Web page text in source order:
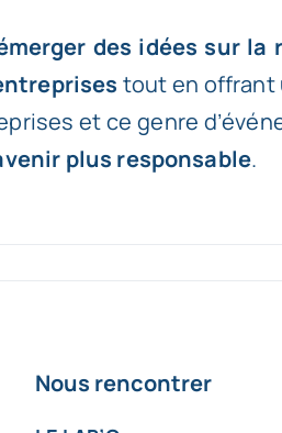
des idées sur
tout en offrant
et ce genre
plus responsable.
Nous rencontrer